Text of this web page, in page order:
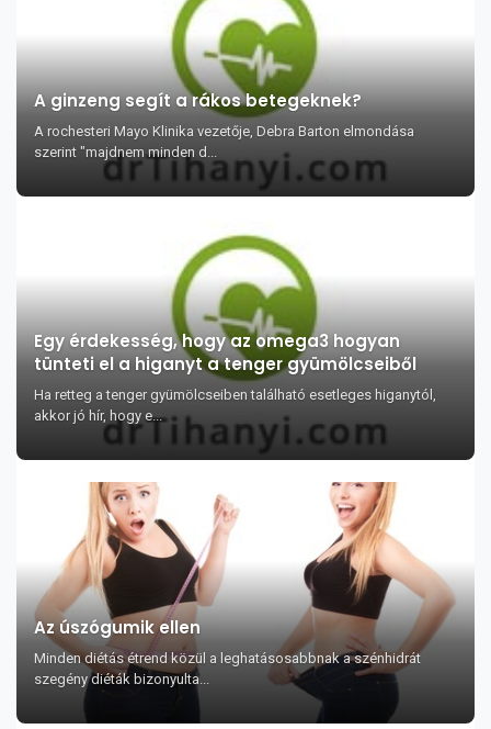
A ginzeng segít a rákos betegeknek?
A rochesteri Mayo Klinika vezetője, Debra Barton elmondása
szerint "majdnem minden d...
Egy érdekesség, hogy az omega3 hogyan
tünteti el a higanyt a tenger gyümölcseiből
Ha retteg a tenger gyümölcseiben található esetleges higanytól,
akkor jó hír, hogy e...
Az úszógumik ellen
Minden diétás étrend közül a leghatásosabbnak a szénhidrát
szegény diéták bizonyulta...